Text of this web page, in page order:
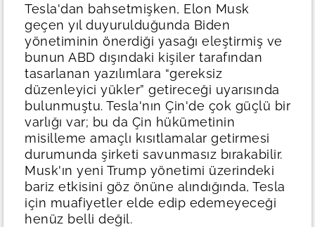
Tesla'dan bahsetmişken, Elon Musk
geçen yıl duyurulduğunda Biden
yönetiminin önerdiği yasağı eleştirmiş ve
bunun ABD dışındaki kişiler tarafından
tasarlanan yazılımlara “gereksiz
düzenleyici yükler” getireceği uyarısında
bulunmuştu. Tesla'nın Çin'de çok güçlü bir
varlığı var; bu da Çin hükümetinin
misilleme amaçlı kısıtlamalar getirmesi
durumunda şirketi savunmasız bırakabilir.
Musk'ın yeni Trump yönetimi üzerindeki
bariz etkisini göz önüne alındığında, Tesla
için muafiyetler elde edip edemeyeceği
henüz belli değil.